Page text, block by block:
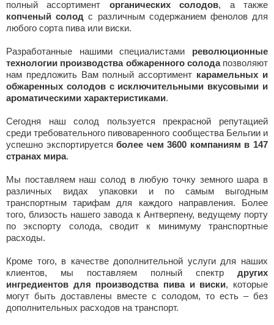
полный ассортимент органических солодов, а также
копченый солод с различным содержанием фенолов для
любого сорта пива или виски.
Разработанные нашими специалистами революционные
технологии производства обжаренного солодапозволяют
нам предложить Вам полный ассортимент карамельных и
обжаренных солодов с исключительными вкусовыми и
ароматическими характеристиками.
Сегодня наш солод пользуется прекрасной репутацией
среди требовательного пивоваренного сообщества Бельгии и
успешно экспортируетсяболее чем 3600 компаниям в 147
странах мира.
Мы поставляем наш солод в любую точку земного шара в
различных видах упаковки и по самым выгодным
транспортным тарифам для каждого направления. Более
того, близость нашего завода к Антверпену, ведущему порту
по экспорту солода, сводит к минимуму транспортные
расходы.
Кроме того, в качестве дополнительной услуги для наших
клиентов, мы поставляем полный спектр других
ингредиентов для производства пива и виски, которые
могут быть доставлены вместе с солодом, то есть – без
дополнительных расходов на транспорт.